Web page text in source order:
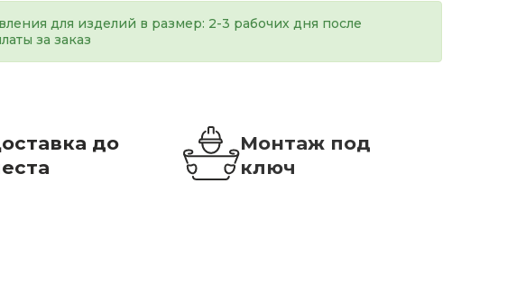
для изделий в размер: 2-3 рабочих дня после
за заказ
до
Монтаж под
ключ